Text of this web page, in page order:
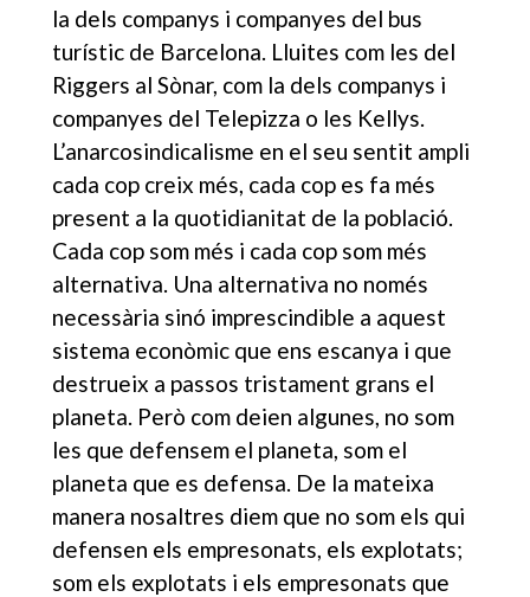
la dels companys i companyes del bus
turístic de Barcelona. Lluites com les del
Riggers al Sònar, com la dels companys i
companyes del Telepizza o les Kellys.
L’anarcosindicalisme en el seu sentit ampli
cada cop creix més, cada cop es fa més
present a la quotidianitat de la població.
Cada cop som més i cada cop som més
alternativa. Una alternativa no només
necessària sinó imprescindible a aquest
sistema econòmic que ens escanya i que
destrueix a passos tristament grans el
planeta. Però com deien algunes, no som
les que defensem el planeta, som el
planeta que es defensa. De la mateixa
manera nosaltres diem que no som els qui
defensen els empresonats, els explotats;
som els explotats i els empresonats que